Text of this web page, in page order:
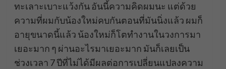
ทะเลาะเบาะแว้งกัน อันนี้ความคิดผมนะ แต่ด้วย
ความที่ผมกับน้องใหม่คบกันตอนที่มันนิ่งแล้ว ผมก็
อายุขนาดนี้แล้ว น้องใหม่ก็โตทำงานในวงการมา
เยอะมาก ๆ ผ่านอะไรมาเยอะมาก มันก็เลยเป็น
ช่วงเวลา 7 ปีที่ไม่ได้มีผลต่อการเปลี่ยนแปลงความ